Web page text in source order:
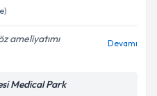
ilişkin
ameliyatımı
Devamı
Medical Park